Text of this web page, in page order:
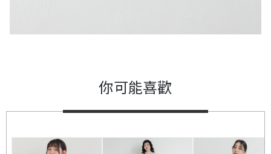
你可能喜歡